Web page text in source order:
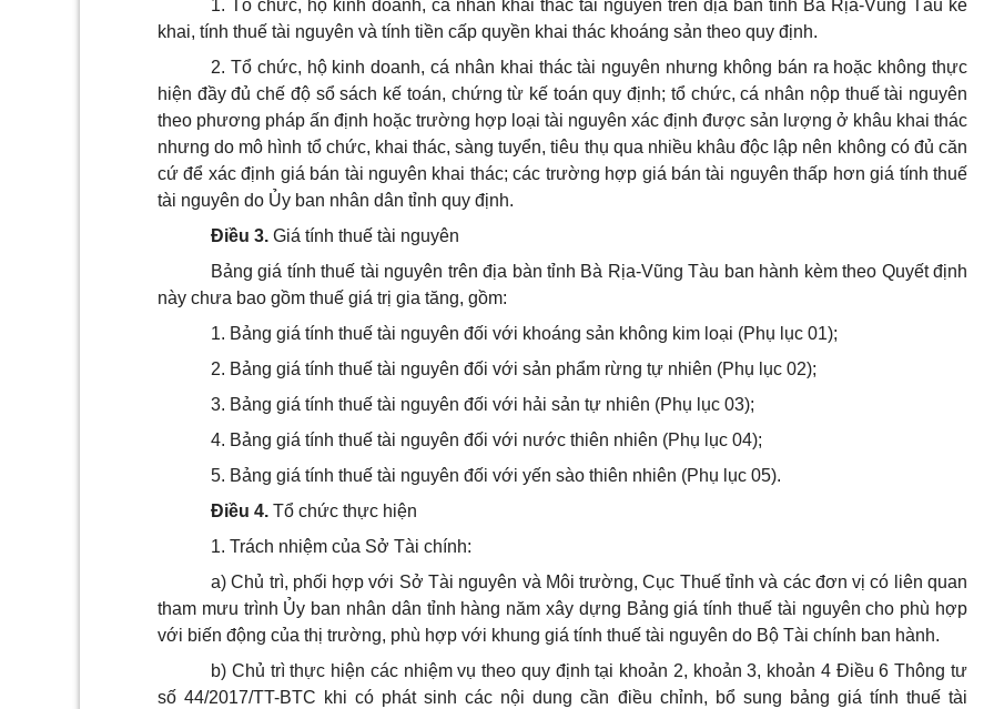
1. Tổ chức, hộ kinh doanh, cá nhân khai thác tài nguyên trên địa bàn tỉnh Bà Rịa-Vũng Tàu kê
khai, tính thuế tài nguyên và tính tiền cấp quyền khai thác khoáng sản theo quy định.
2. Tổ chức, hộ kinh doanh, cá nhân khai thác tài nguyên nhưng không bán ra hoặc không thực
hiện đầy đủ chế độ sổ sách kế toán, chứng từ kế toán quy định; tổ chức, cá nhân nộp thuế tài nguyên
theo phương pháp ấn định hoặc trường hợp loại tài nguyên xác định được sản lượng ở khâu khai thác
nhưng do mô hình tổ chức, khai thác, sàng tuyển, tiêu thụ qua nhiều khâu độc lập nên không có đủ căn
cứ để xác định giá bán tài nguyên khai thác; các trường hợp giá bán tài nguyên thấp hơn giá tính thuế
tài nguyên do Ủy ban nhân dân tỉnh quy định.
Điều 3. Giá tính thuế tài nguyên
Bảng giá tính thuế tài nguyên trên địa bàn tỉnh Bà Rịa-Vũng Tàu ban hành kèm theo Quyết định
này chưa bao gồm thuế giá trị gia tăng, gồm:
1. Bảng giá tính thuế tài nguyên đối với khoáng sản không kim loại (Phụ lục 01);
2. Bảng giá tính thuế tài nguyên đối với sản phẩm rừng tự nhiên (Phụ lục 02);
3. Bảng giá tính thuế tài nguyên đối với hải sản tự nhiên (Phụ lục 03);
4. Bảng giá tính thuế tài nguyên đối với nước thiên nhiên (Phụ lục 04);
5. Bảng giá tính thuế tài nguyên đối với yến sào thiên nhiên (Phụ lục 05).
Điều 4. Tổ chức thực hiện
1. Trách nhiệm của Sở Tài chính:
a) Chủ trì, phối hợp với Sở Tài nguyên và Môi trường, Cục Thuế tỉnh và các đơn vị có liên quan
tham mưu trình Ủy ban nhân dân tỉnh hàng năm xây dựng Bảng giá tính thuế tài nguyên cho phù hợp
với biến động của thị trường, phù hợp với khung giá tính thuế tài nguyên do Bộ Tài chính ban hành.
b) Chủ trì thực hiện các nhiệm vụ theo quy định tại khoản 2, khoản 3, khoản 4 Điều 6 Thông tư
số 44/2017/TT-BTC khi có phát sinh các nội dung cần điều chỉnh, bổ sung bảng giá tính thuế tài